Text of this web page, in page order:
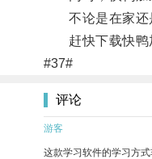
不论是在家还是
赶快下载快鸭
#37#
评论
游客
这款学习软件的学习方